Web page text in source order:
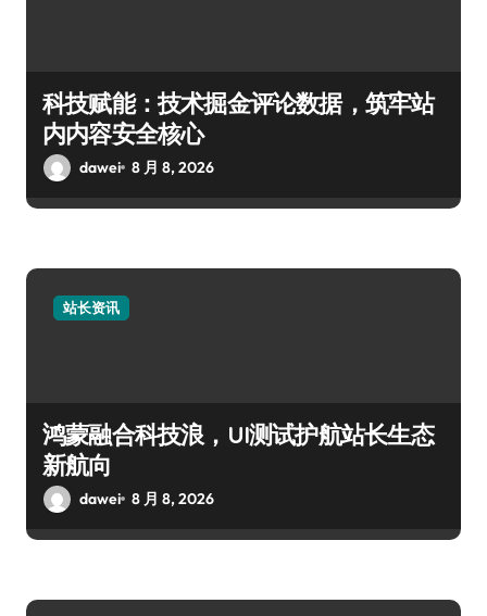
科技赋能：技术掘金评论数据，筑牢站
内内容安全核心
dawei 8 月 8, 2026
站长资讯
鸿蒙融合科技浪，UI测试护航站长生态
新航向
dawei 8 月 8, 2026